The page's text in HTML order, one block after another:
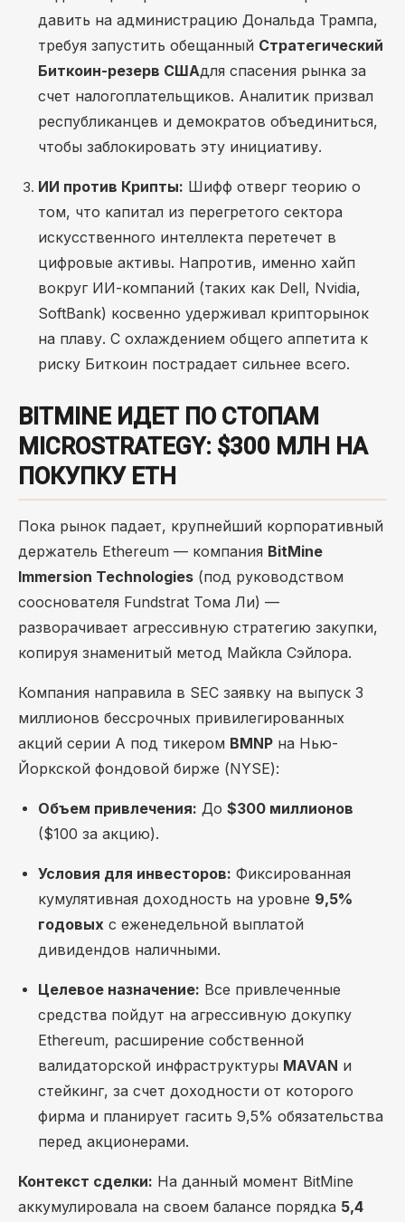
давить на администрацию Дональда Трампа,
требуя запустить обещанный Стратегический
Биткоин-резерв СШАдля спасения рынка за
счет налогоплательщиков. Аналитик призвал
республиканцев и демократов объединиться,
чтобы заблокировать эту инициативу.
ИИ против Крипты: Шифф отверг теорию о
том, что капитал из перегретого сектора
искусственного интеллекта перетечет в
цифровые активы. Напротив, именно хайп
вокруг ИИ-компаний (таких как Dell, Nvidia,
SoftBank) косвенно удерживал крипторынок
на плаву. С охлаждением общего аппетита к
риску Биткоин пострадает сильнее всего.
BITMINE ИДЕТ ПО СТОПАМ
MICROSTRATEGY: $300 МЛН НА
ПОКУПКУ ETH
Пока рынок падает, крупнейший корпоративный
держатель Ethereum — компания BitMine
Immersion Technologies (под руководством
сооснователя Fundstrat Тома Ли) —
разворачивает агрессивную стратегию закупки,
копируя знаменитый метод Майкла Сэйлора.
Компания направила в SEC заявку на выпуск 3
миллионов бессрочных привилегированных
акций серии A под тикером BMNP на Нью-
Йоркской фондовой бирже (NYSE):
Объем привлечения: До $300 миллионов
($100 за акцию).
Условия для инвесторов: Фиксированная
кумулятивная доходность на уровне 9,5%
годовых с еженедельной выплатой
дивидендов наличными.
Целевое назначение: Все привлеченные
средства пойдут на агрессивную докупку
Ethereum, расширение собственной
валидаторской инфраструктуры MAVAN и
стейкинг, за счет доходности от которого
фирма и планирует гасить 9,5% обязательства
перед акционерами.
Контекст сделки: На данный момент BitMine
аккумулировала на своем балансе порядка 5,4